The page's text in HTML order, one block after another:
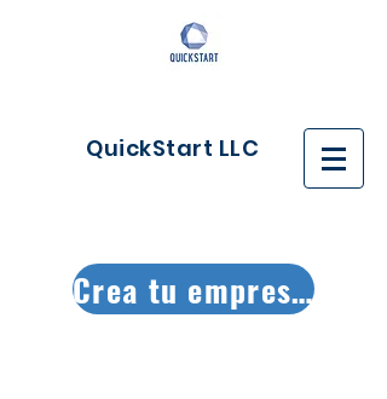
QuickStart LLC
Crea tu empresa ya!